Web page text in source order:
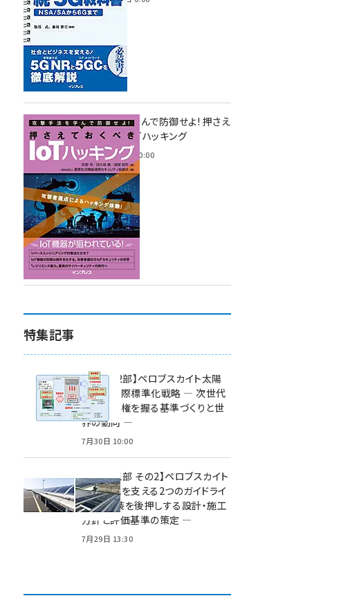
攻撃手法を学んで防御せよ! 押さえ
ておくべきIoTハッキング
2022年6月14日 0:00
特集記事
特集【第2部】ペロブスカイト太陽
電池の国際標準化戦略 ― 次世代
市場の覇権を握る基準づくりと世
界の動向 ―
7月30日 10:00
特集【第1部 その2】ペロブスカイト
太陽電池を支える2つのガイドライ
ン ― 実装を後押しする設計・施工
方針と評価基準の策定 ―
7月29日 13:30